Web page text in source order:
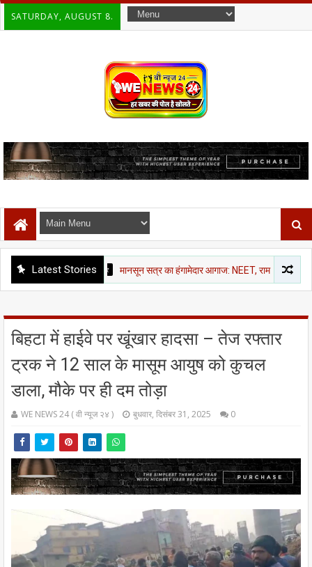
SATURDAY, AUGUST 8.
Latest Stories
राजनीती समाचार मानसून सत्र का हंगामेदार आगाज: NEET, राम मंदिर चंदा और CJP
बिहटा में हाईवे पर खूंखार हादसा – तेज रफ्तार
ट्रक ने 12 साल के मासूम आयुष को कुचल
डाला, मौके पर ही दम तोड़ा
WE NEWS 24 ( वी न्यूज २४ ) बुधवार, दिसंबर 31, 2025 0